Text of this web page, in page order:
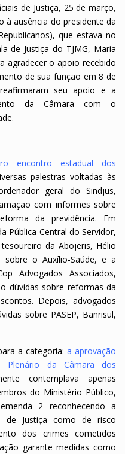
de Justiça, 25 de março,
à ausência do presidente da
que estava no
de Justiça do TJMG, Maria
agradecer o apoio recebido
de sua função em 8 de
seu apoio e a
da Câmara com o
encontro estadual dos
palestras voltadas às
geral do Sindjus,
com informes sobre
da previdência. Em
Pública Central do Servidor,
da Abojeris, Hélio
sobre o Auxílio-Saúde, e a
Advogados Associados,
dúvidas sobre reformas da
Depois, advogados
sobre PASEP, Banrisul,
a categoria: a aprovação
da Câmara dos
contemplava apenas
do Ministério Público,
2 reconhecendo a
de Justiça como de risco
dos crimes cometidos
garante medidas como